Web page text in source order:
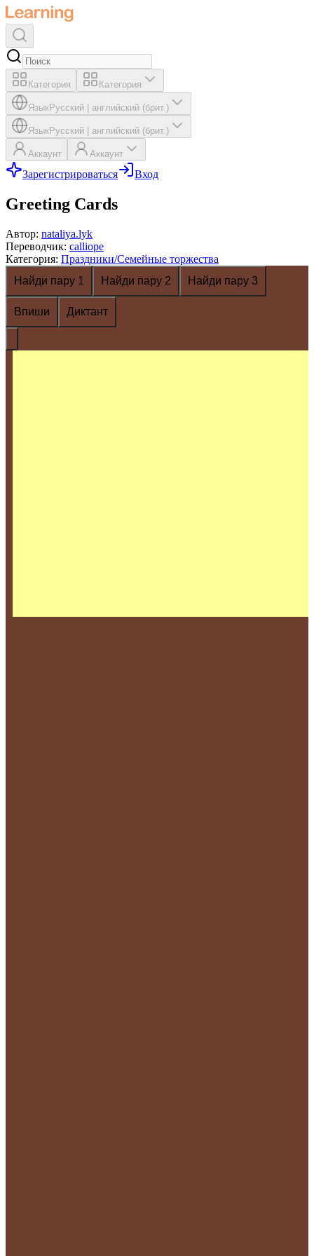
Категория Категория
ЯзыкРусский английский (брит.)
ЯзыкРусский английский (брит.)
Аккаунт Аккаунт
Зарегистрироваться Вход
Greeting Cards
Автор: nataliya.lyk
Переводчик: calliope
Категория: Праздники/Семейные торжества
Найди пару 1
Найди пару 2 Найди пару 3
Впиши Диктант